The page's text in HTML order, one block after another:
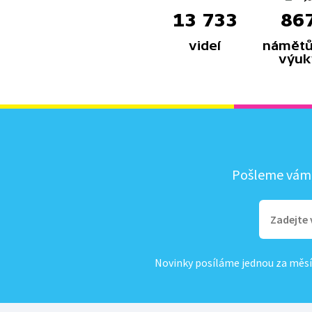
13 733
videí
Pošleme
Novinky posíláme jednou za